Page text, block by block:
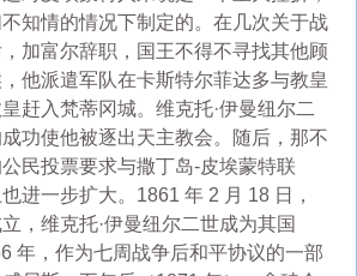
知情的情况下制定的。在几次关于战
加富尔辞职，国王不得不寻找其他顾
他派遣军队在卡斯特尔菲达多与教皇
赶入梵蒂冈城。维克托·伊曼纽尔二
功使他被逐出天主教会。随后，那不
民投票要求与撒丁岛-皮埃蒙特联
进一步扩大。1861 年 2 月 18 日，
，维克托·伊曼纽尔二世成为其国
年，作为七周战争后和平协议的一部